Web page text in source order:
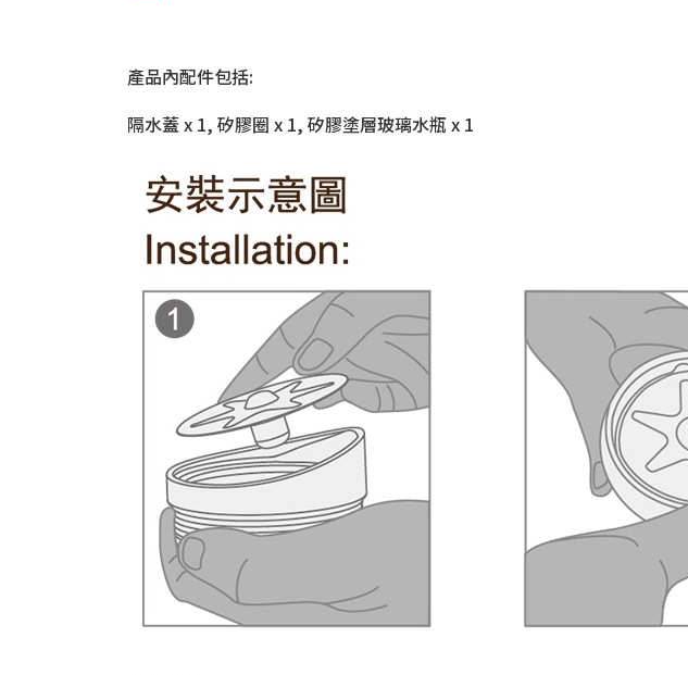
產品內配件包括:
隔水蓋 x 1, 矽膠圈 x 1, 矽膠塗層玻璃水瓶 x 1